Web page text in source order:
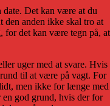
date. Det kan være at du
den anden ikke skal tro at
for det kan være tegn på, at
uger med at svare. Hvis
til at være på vagt. For
men ikke for længe med
god grund, hvis der for